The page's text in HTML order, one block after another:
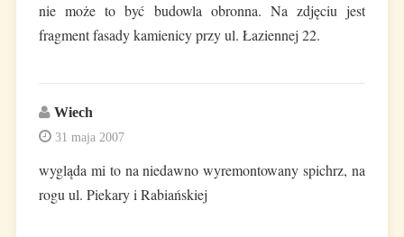
nie może to być budowla obronna. Na zdjęciu jest
fragment fasady kamienicy przy ul. Łaziennej 22.
Wiech
31 maja 2007
wygląda mi to na niedawno wyremontowany spichrz, na
rogu ul. Piekary i Rabiańskiej